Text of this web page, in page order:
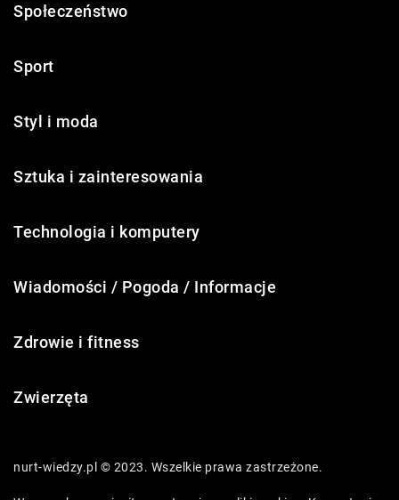
Społeczeństwo
Sport
Styl i moda
Sztuka i zainteresowania
Technologia i komputery
Wiadomości / Pogoda / Informacje
Zdrowie i fitness
Zwierzęta
nurt-wiedzy.pl © 2023. Wszelkie prawa zastrzeżone.